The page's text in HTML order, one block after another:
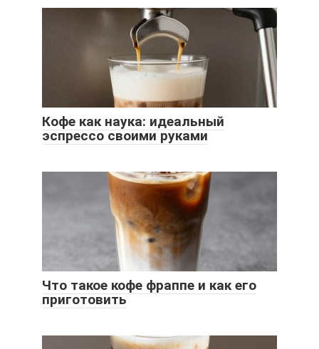
Кофе как наука: идеальный
эспрессо своими руками
Что такое кофе фраппе и как его
приготовить